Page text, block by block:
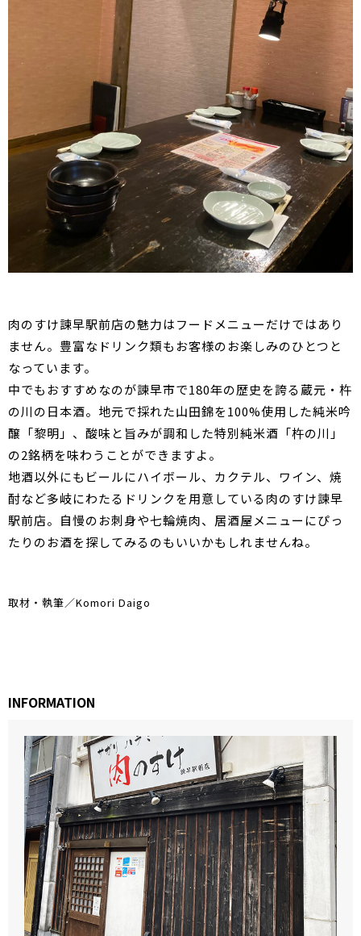
肉のすけ諫早駅前店の魅力はフードメニューだけではあり
ません。豊富なドリンク類もお客様のお楽しみのひとつと
なっています。
中でもおすすめなのが諫早市で180年の歴史を誇る蔵元・杵
の川の日本酒。地元で採れた山田錦を100%使用した純米吟
醸「黎明」、酸味と旨みが調和した特別純米酒「杵の川」
の2銘柄を味わうことができますよ。
地酒以外にもビールにハイボール、カクテル、ワイン、焼
酎など多岐にわたるドリンクを用意している肉のすけ諫早
駅前店。自慢のお刺身や七輪焼肉、居酒屋メニューにぴっ
たりのお酒を探してみるのもいいかもしれませんね。
取材・執筆／Komori Daigo
INFORMATION